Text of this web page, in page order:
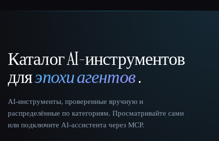
That AI Collection
Каталог AI-инструментов
дляэпохи агентов.
AI-инструменты, проверенные вручную и
распределённые по категориям. Просматривайте сами
или подключите AI-ассистента через MCP.